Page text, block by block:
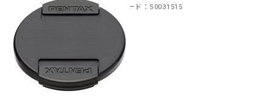
商品コード：S0031515